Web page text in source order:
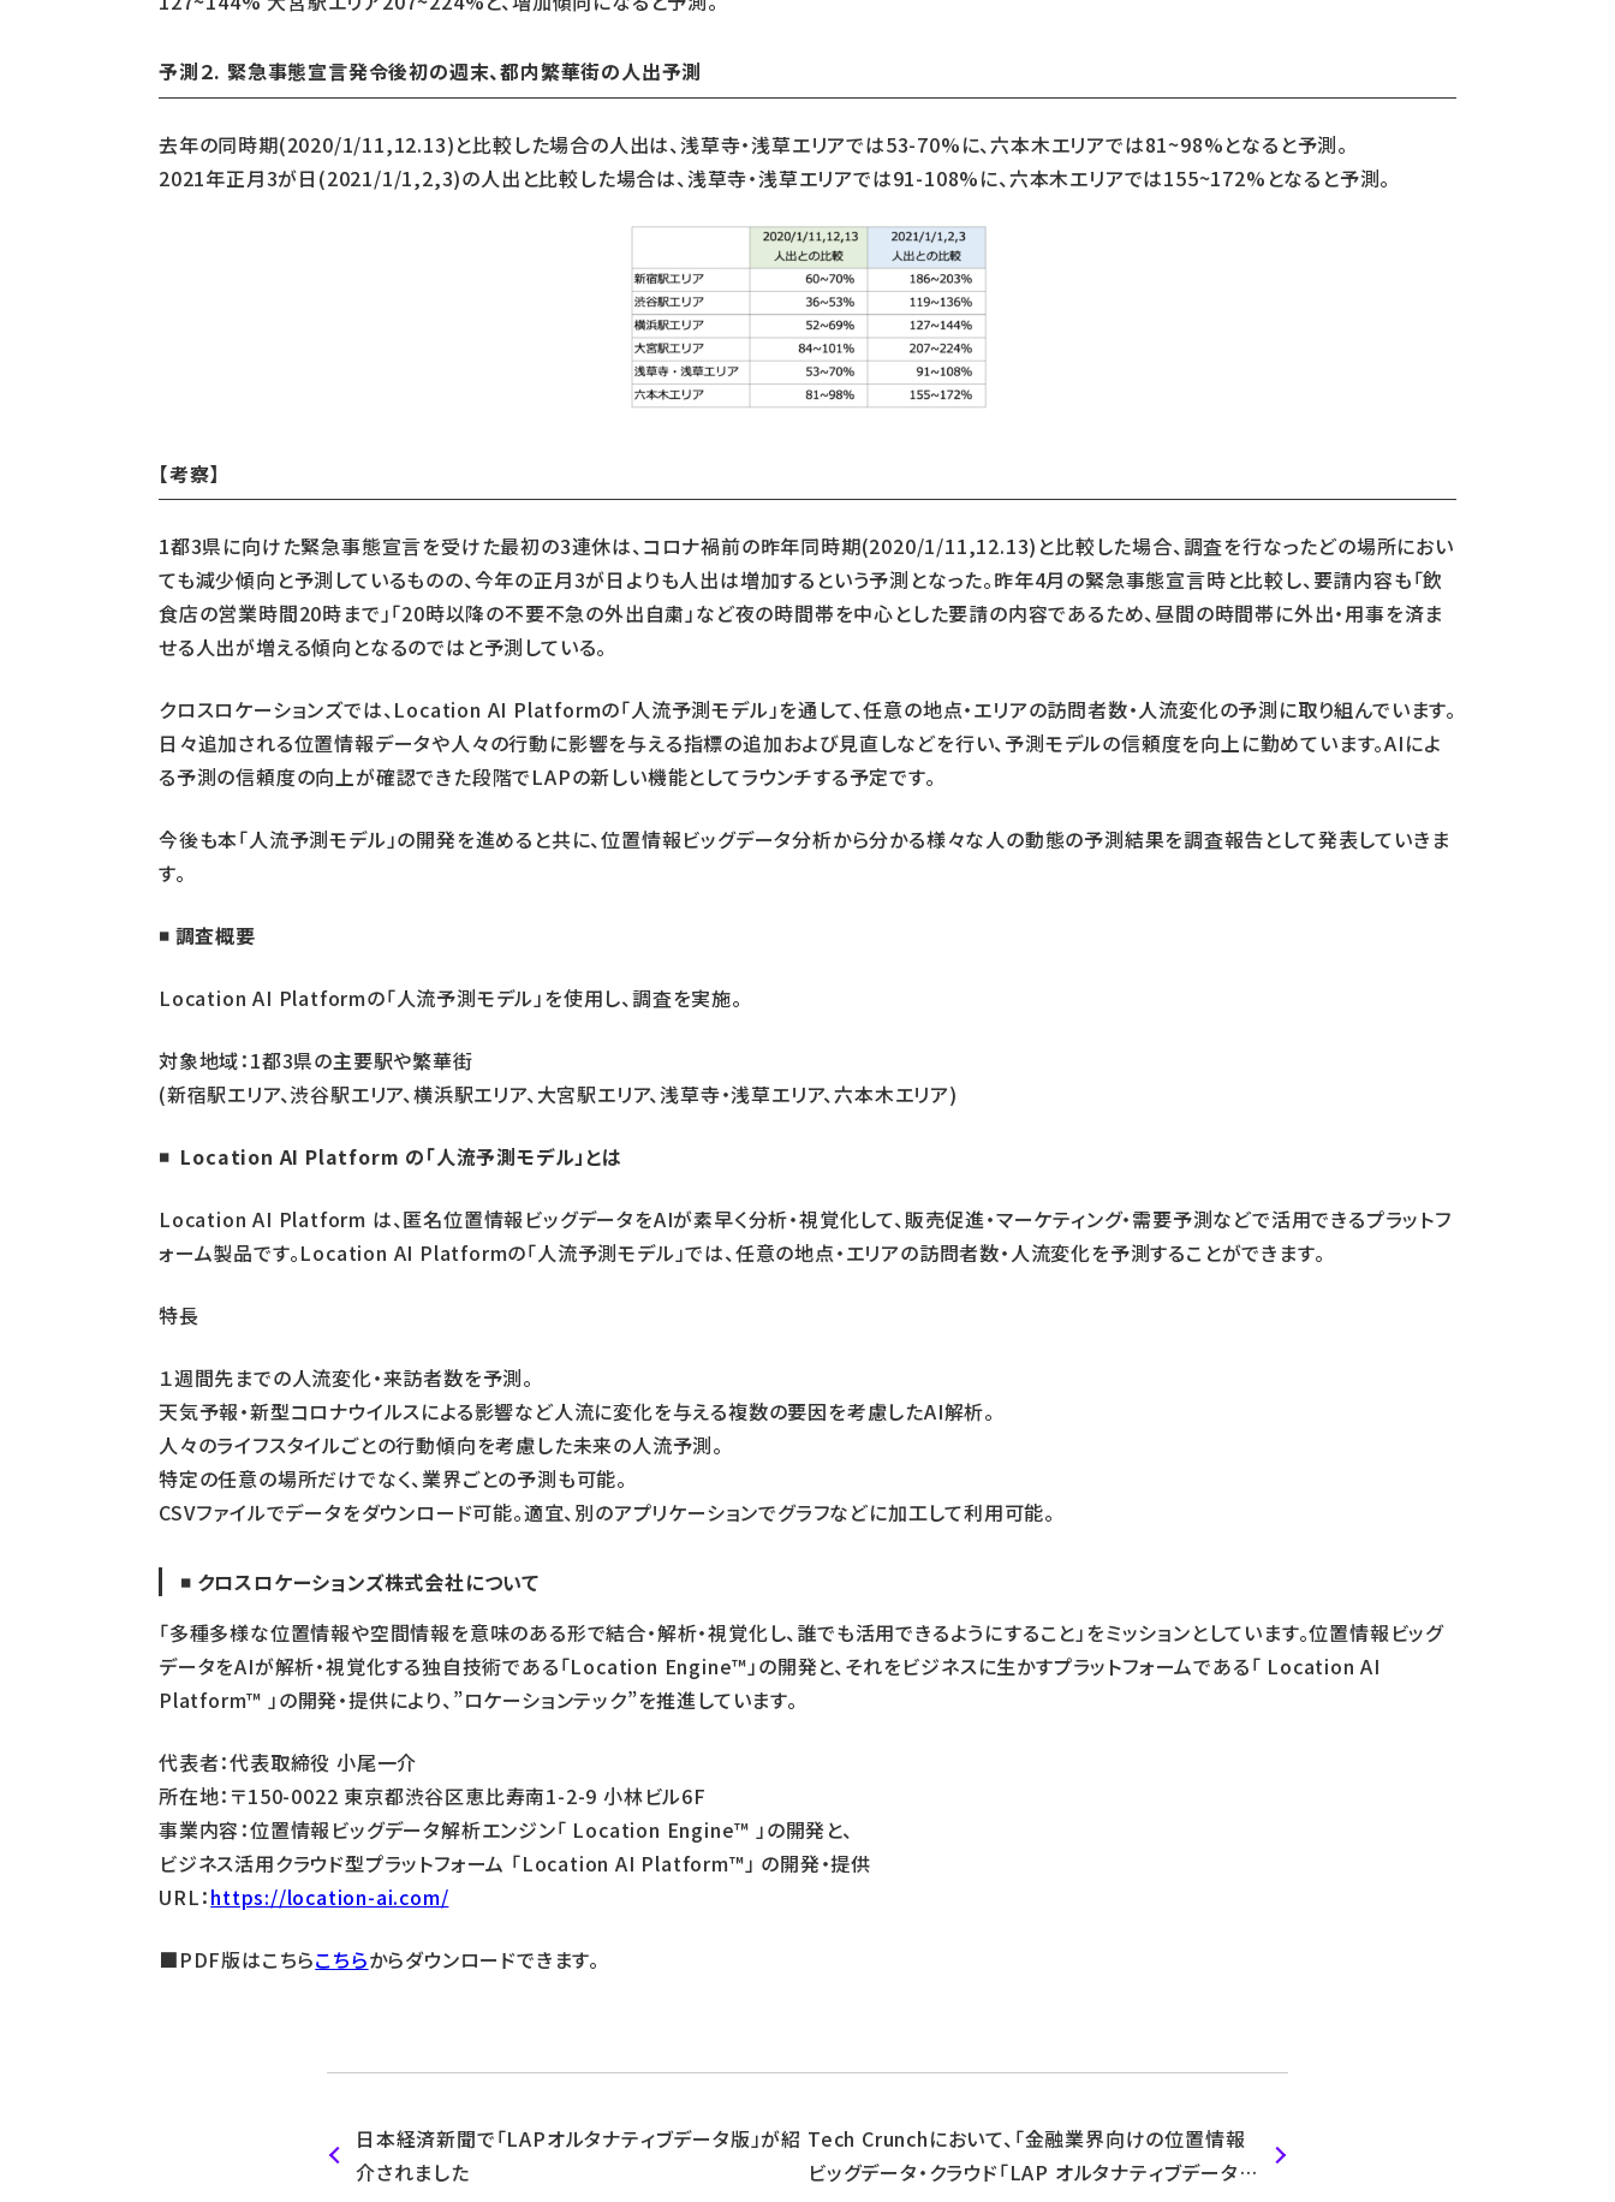
予測２. 緊急事態宣言発令後初の週末、都内繁華街の人出予測
去年の同時期(2020/1/11,12.13)と比較した場合の人出は、浅草寺・浅草エリアでは53-70%に、六本木エリアでは81~98%となると予測。
2021年正月3が日(2021/1/1,2,3)の人出と比較した場合は、浅草寺・浅草エリアでは91-108%に、六本木エリアでは155~172%となると予測。
【考察】
1都3県に向けた緊急事態宣言を受けた最初の3連休は、コロナ禍前の昨年同時期(2020/1/11,12.13)と比較した場合、調査を行なったどの場所におい
ても減少傾向と予測しているものの、今年の正月3が日よりも人出は増加するという予測となった。昨年4月の緊急事態宣言時と比較し、要請内容も「飲
食店の営業時間20時まで」「20時以降の不要不急の外出自粛」など夜の時間帯を中心とした要請の内容であるため、昼間の時間帯に外出・用事を済ま
せる人出が増える傾向となるのではと予測している。
クロスロケーションズでは、Location AI Platformの「人流予測モデル」を通して、任意の地点・エリアの訪問者数・人流変化の予測に取り組んでいます。
日々追加される位置情報データや人々の行動に影響を与える指標の追加および見直しなどを行い、予測モデルの信頼度を向上に勤めています。AIによ
る予測の信頼度の向上が確認できた段階でLAPの新しい機能としてラウンチする予定です。
今後も本「人流予測モデル」の開発を進めると共に、位置情報ビッグデータ分析から分かる様々な人の動態の予測結果を調査報告として発表していきま
す。
◾️ 調査概要
Location AI Platformの「人流予測モデル」を使用し、調査を実施。
対象地域：1都3県の主要駅や繁華街
(新宿駅エリア、渋谷駅エリア、横浜駅エリア、大宮駅エリア、浅草寺・浅草エリア、六本木エリア)
◾️ Location AI Platform の「人流予測モデル」とは
Location AI Platform は、匿名位置情報ビッグデータをAIが素早く分析・視覚化して、販売促進・マーケティング・需要予測などで活用できるプラットフ
ォーム製品です。Location AI Platformの「人流予測モデル」では、任意の地点・エリアの訪問者数・人流変化を予測することができます。
特長
１週間先までの人流変化・来訪者数を予測。
天気予報・新型コロナウイルスによる影響など人流に変化を与える複数の要因を考慮したAI解析。
人々のライフスタイルごとの行動傾向を考慮した未来の人流予測。
特定の任意の場所だけでなく、業界ごとの予測も可能。
CSVファイルでデータをダウンロード可能。適宜、別のアプリケーションでグラフなどに加工して利用可能。
◾️ クロスロケーションズ株式会社について
「多種多様な位置情報や空間情報を意味のある形で結合・解析・視覚化し、誰でも活用できるようにすること」をミッションとしています。位置情報ビッグ
データをAIが解析・視覚化する独自技術である「Location Engine™️」の開発と、それをビジネスに生かすプラットフォームである「 Location AI
Platform™️ 」の開発・提供により、”ロケーションテック”を推進しています。
代表者：代表取締役 小尾一介
所在地：〒150-0022 東京都渋谷区恵比寿南1-2-9 小林ビル6F
事業内容：位置情報ビッグデータ解析エンジン「 Location Engine™️ 」の開発と、
ビジネス活用クラウド型プラットフォーム 「Location AI Platform™」 の開発・提供
URL：https://location-ai.com/
■PDF版はこちらこちらからダウンロードできます。
日本経済新聞で「LAPオルタナティブデータ版」が紹
介されました
Tech Crunchにおいて、「金融業界向けの位置情報
ビッグデータ・クラウド「LAP オルタナティブデータ